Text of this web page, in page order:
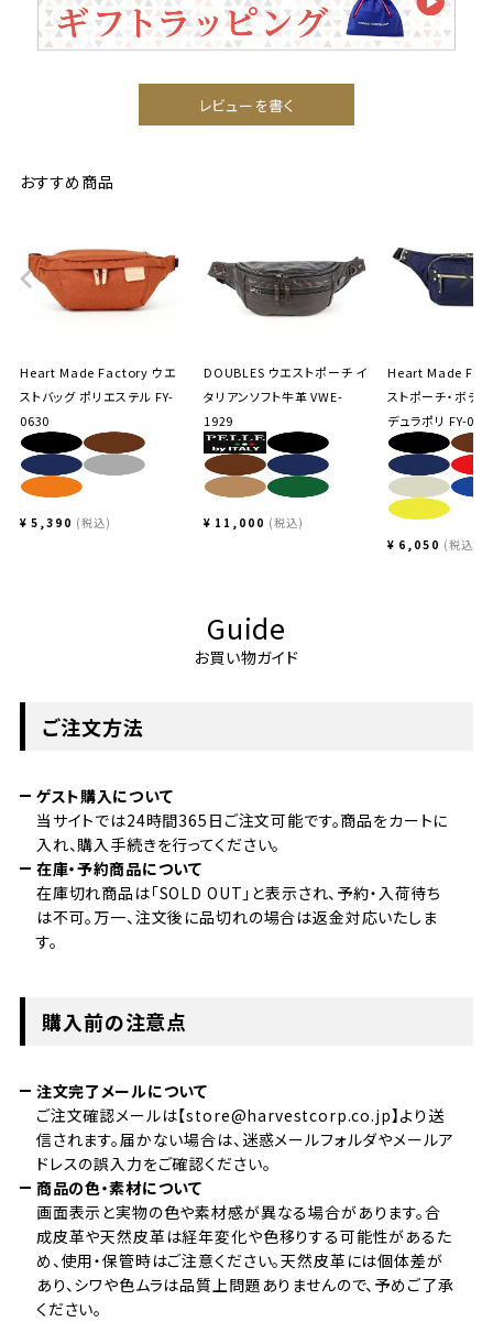
レビューを書く
おすすめ商品
Heart Made Factory ウエ
ストバッグ ポリエステル FY-
0630
¥ 5,390 税込
DOUBLES ウエストポーチ イ
タリアンソフト牛革 VWE-
1929
¥ 11,000 税込
Heart Made
ストポーチ・ボデ
デュラポリ FY-
¥ 6,050 税込
Guide
お買い物ガイド
ご注文方法
ゲスト購入について
当サイトでは24時間365日ご注文可能です。商品をカートに
入れ、購入手続きを行ってください。
在庫・予約商品について
在庫切れ商品は「SOLD OUT」と表示され、予約・入荷待ち
は不可。万一、注文後に品切れの場合は返金対応いたしま
す。
購入前の注意点
注文完了メールについて
ご注文確認メールは【store@harvestcorp.co.jp】より送
信されます。届かない場合は、迷惑メールフォルダやメールア
ドレスの誤入力をご確認ください。
商品の色・素材について
画面表示と実物の色や素材感が異なる場合があります。合
成皮革や天然皮革は経年変化や色移りする可能性があるた
め、使用・保管時はご注意ください。天然皮革には個体差が
あり、シワや色ムラは品質上問題ありませんので、予めご了承
ください。